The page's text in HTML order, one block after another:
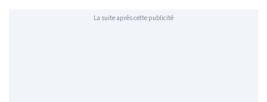
La suite après cette publicité